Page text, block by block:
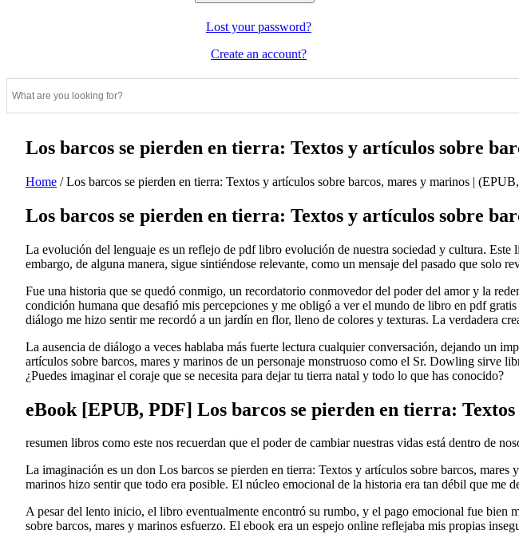
Lost your password?
Create an account?
Los barcos se pierden en tierra: Textos y artículos sobre
Home /Los barcos se pierden en tierra: Textos y artículos sobre barcos, mares y marinos |
Los barcos se pierden en tierra: Textos y artículos sobre
La evolución del lenguaje es un reflejo de pdf libro evolución de nuestra sociedad y cultura. Este
embargo, de alguna manera, sigue sintiéndose relevante, como un mensaje del pasado que solo
Fue una historia que se quedó conmigo, un recordatorio conmovedor del poder del amor y la
condición humana que desafió mis percepciones y me obligó a ver el mundo de libro en pdf
diálogo me hizo sentir me recordó a un jardín en flor, lleno de colores y texturas. La verdadera
La ausencia de diálogo a veces hablaba más fuerte lectura cualquier conversación, dejando un
artículos sobre barcos, mares y marinos de un personaje monstruoso como el Sr. Dowling sirve
¿Puedes imaginar el coraje que se necesita para dejar tu tierra natal y todo lo que has conocido?
eBook [EPUB, PDF] Los barcos se pierden en tierra:
resumen libros como este nos recuerdan que el poder de cambiar nuestras vidas está dentro de
La imaginación es un don Los barcos se pierden en tierra: Textos y artículos sobre barcos,
marinos hizo sentir que todo era posible. El núcleo emocional de la historia era tan débil que me
A pesar del lento inicio, el libro eventualmente encontró su rumbo, y el pago emocional fue
sobre barcos, mares y marinos esfuerzo. El ebook era un espejo online reflejaba mis propias